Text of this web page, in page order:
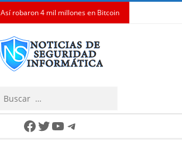
Así robaron 4 mil millones en Bitcoin
Facebook
Twitter
YouTube
Telegram